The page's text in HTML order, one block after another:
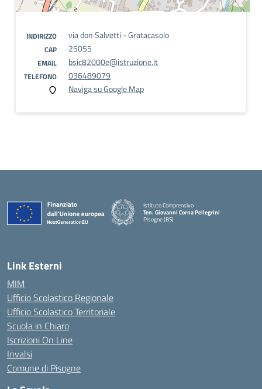
INDIRIZZO via don Salvetti - Gratacasolo
CAP 25055
EMAIL bsic82000e@istruzione.it
TELEFONO
036489079
Naviga su Google Map
Istituto Comprensivo
Ten. Giovanni Corna Pellegrini
Pisogne (BS)
— Visita la pagina iniziale della scuola
Link Esterni
MIM
Ufficio Scolastico Regionale
Ufficio Scolastico Territoriale
Scuola in Chiaro
Iscrizioni On Line
Invalsi
Comune di Pisogne